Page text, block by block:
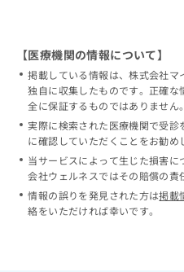
【医療機関の情報について】
掲載している情報は、株式会社
独自に収集したものです。正確
全に保証するものではありません。
実際に検索された医療機関で受
に確認していただくことをお勧め
当サービスによって生じた損害
会社ウェルネスではその賠償の責
情報の誤りを発見された方は掲載
絡をいただければ幸いです。